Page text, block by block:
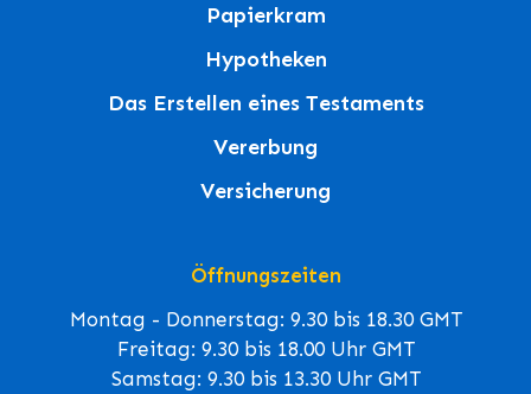
Papierkram
Hypotheken
Das Erstellen eines Testaments
Vererbung
Versicherung
Öffnungszeiten
Montag - Donnerstag: 9.30 bis 18.30 GMT
Freitag: 9.30 bis 18.00 Uhr GMT
Samstag: 9.30 bis 13.30 Uhr GMT